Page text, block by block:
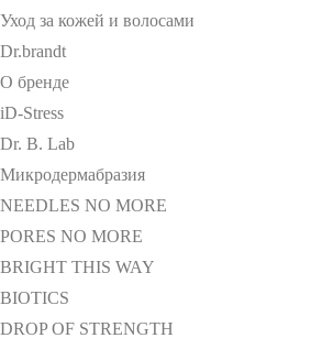
Уход за кожей и волосами
Dr.brandt
О бренде
iD-Stress
Dr. B. Lab
Микродермабразия
NEEDLES NO MORE
PORES NO MORE
BRIGHT THIS WAY
BIOTICS
DROP OF STRENGTH